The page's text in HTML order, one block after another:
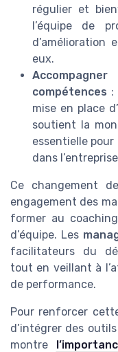
régulier et
l’équipe de
eux.
compétences :
mise en place
soutient la
essentielle
dans
Ce changement
engagement des
former au
d’équipe. Les
facilitateurs du
tout en veillant à
de performance.
Pour renforcer
d’intégrer des
montre